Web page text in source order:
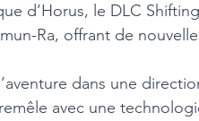
d’Horus, le DLC
Ra, offrant de
dans une
avec une